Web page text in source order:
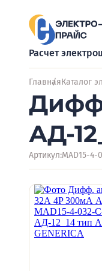
Расчет
ГлавнаяКаталог
АД-
Артикул:MAD15-4-